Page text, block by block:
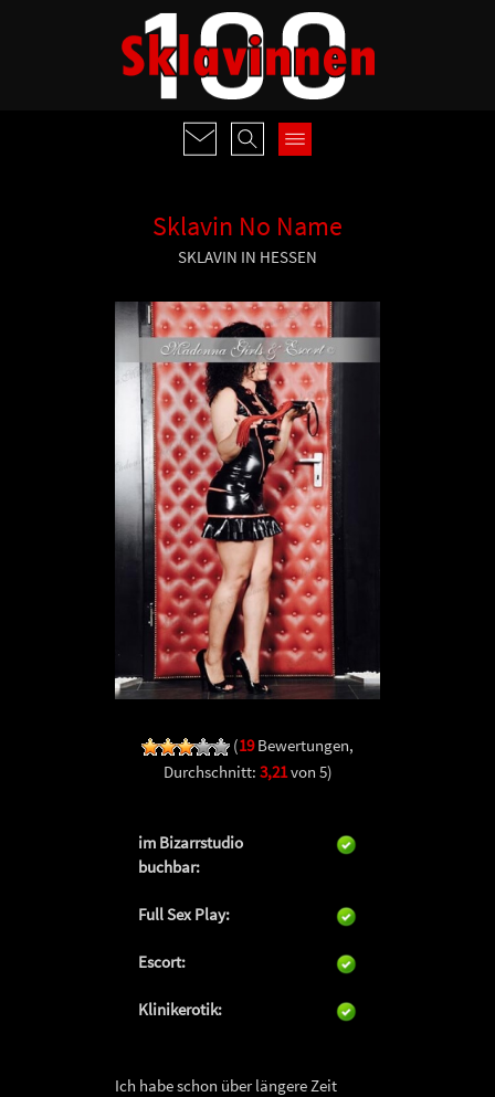
Sklavin No Name
SKLAVIN IN HESSEN
(19Bewertungen,
Durchschnitt: 3,21von 5)
im Bizarrstudio
buchbar:
Full Sex Play:
Escort:
Klinikerotik:
Ich habe schon über längere Zeit